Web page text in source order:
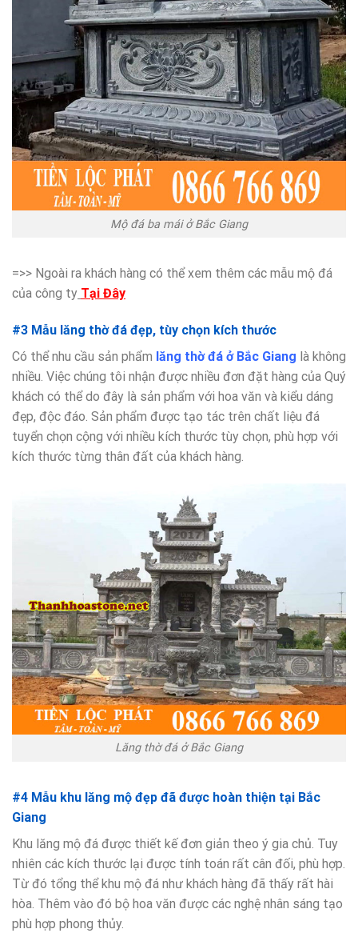
Mộ đá ba mái ở Bắc Giang
=>> Ngoài ra khách hàng có thể xem thêm các mẫu mộ đá
của công ty Tại Đây
#3 Mẫu lăng thờ đá đẹp, tùy chọn kích thước
Có thể nhu cầu sản phẩm lăng thờ đá ở Bắc Giang là không
nhiều. Việc chúng tôi nhận được nhiều đơn đặt hàng của Quý
khách có thể do đây là sản phẩm với hoa văn và kiểu dáng
đẹp, độc đáo. Sản phẩm được tạo tác trên chất liệu đá
tuyển chọn cộng với nhiều kích thước tùy chọn, phù hợp với
kích thước từng thân đất của khách hàng.
Lăng thờ đá ở Bắc Giang
#4 Mẫu khu lăng mộ đẹp đã được hoàn thiện tại Bắc
Giang
Khu lăng mộ đá được thiết kế đơn giản theo ý gia chủ. Tuy
nhiên các kích thước lại được tính toán rất cân đối, phù hợp.
Từ đó tổng thể khu mộ đá như khách hàng đã thấy rất hài
hòa. Thêm vào đó bộ hoa văn được các nghệ nhân sáng tạo
phù hợp phong thủy.